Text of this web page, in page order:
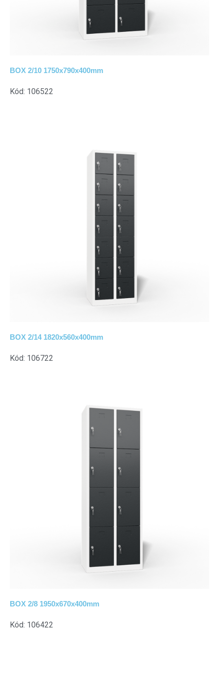
BOX 2/10 1750x790x400mm
Kód: 106522
BOX 2/14 1820x560x400mm
Kód: 106722
BOX 2/8 1950x670x400mm
Kód: 106422